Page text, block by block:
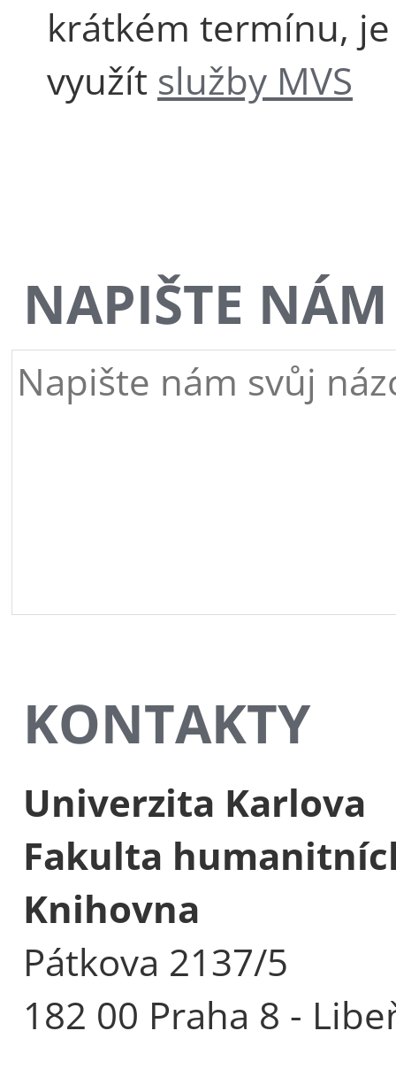
krátkém termínu,
využít služby MVS
NAPIŠTE NÁM
KONTAKTY
Univerzita Karlova
Fakulta
Knihovna
Pátkova 2137/5
182 00 Praha 8 -